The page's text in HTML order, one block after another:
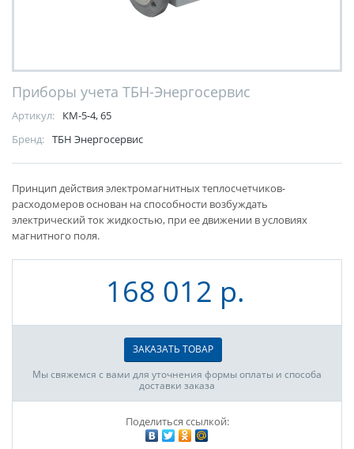
Приборы учета ТБН-Энергосервис
Артикул:
КМ-5-4, 65
Бренд: ТБН Энергосервис
Принцип действия электромагнитных теплосчетчиков-
расходомеров основан на способности возбуждать
электрический ток жидкостью, при ее движении в условиях
магнитного поля.
168 012 р.
ЗАКАЗАТЬ ТОВАР
Мы свяжемся с вами для уточнения формы оплаты и способа
доставки заказа
Поделиться ссылкой: